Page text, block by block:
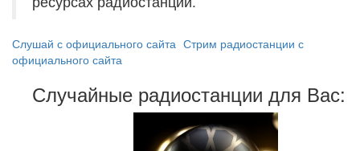
Слушай с официального сайта Стрим радиостанции с
официального сайта
Случайные радиостанции для Вас: